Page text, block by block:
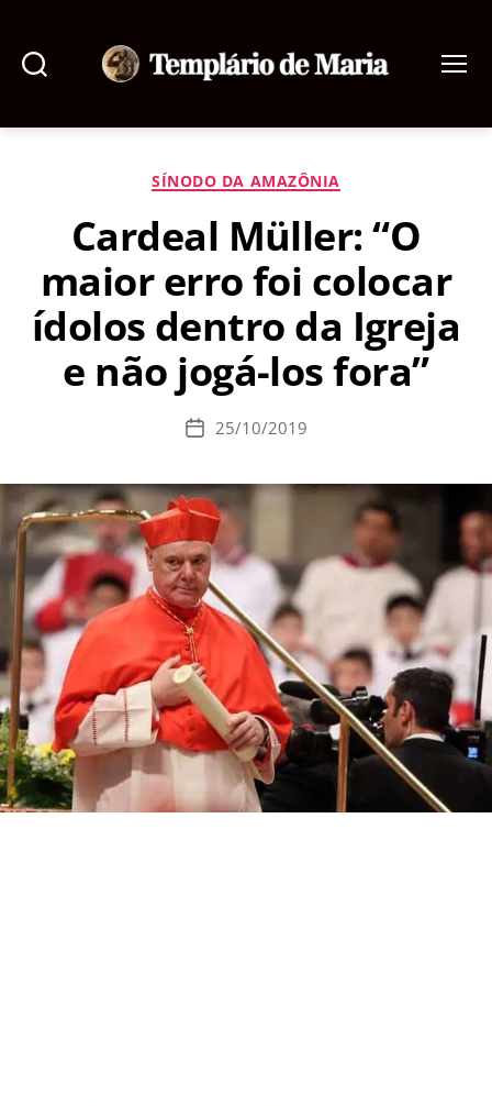
de
Categorias
SÍNODO DA AMAZÔNIA
Cardeal Müller: “O
maior erro foi colocar
ídolos dentro da Igreja
e não jogá-los fora”
Data25/10/2019